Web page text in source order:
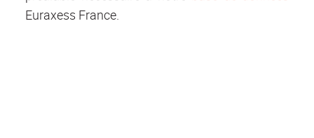
Euraxess France.